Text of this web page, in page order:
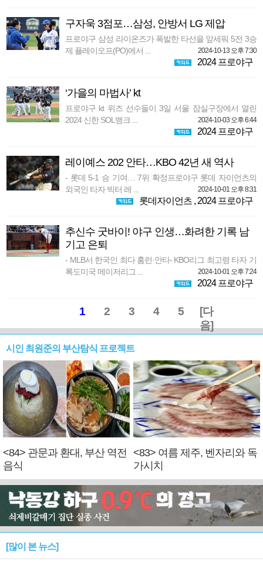
구자욱 3점포…삼성, 안방서 LG 제압
프로야구 삼성 라이온즈가 폭발한 타선을 앞세워 5전 3승
제 플레이오프(PO)에서 ...
2024-10-13 오후 7:30
2024 프로야구
‘가을의 마법사’ kt
프로야구 kt 위즈 선수들이 3일 서울 잠실구장에서 열린
2024 신한 SOL뱅크 ...
2024-10-03 오후 6:44
2024 프로야구
레이예스 202 안타…KBO 42년 새 역사
- 롯데 5-1 승 기여… 7위 확정프로야구 롯데 자이언츠의
외국인 타자 빅터 레 ...
2024-10-01 오후 8:31
롯데자이언츠, 2024 프로야구
추신수 굿바이! 야구 인생…화려한 기록 남
기고 은퇴
- MLB서 한국인 최다 홈런·안타- KBO리그 최고령 타자 기
록도미국 메이저리그 ...
2024-10-01 오후 7:24
2024 프로야구
1 2 3 4 5
[다
음]
시인 최원준의 부산탐식 프로젝트
<84> 관문과 환대, 부산 역전
음식
<83> 여름 제주, 벤자리와 독
가시치
[많이 본 뉴스]